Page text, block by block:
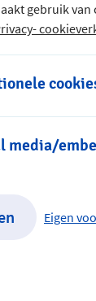
10-12
aan den Rijn
gebruik
media/
Eigen